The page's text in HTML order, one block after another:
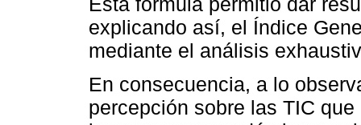
explicando así, el Índice
mediante el análisis
En consecuencia, a lo
percepción sobre las TIC